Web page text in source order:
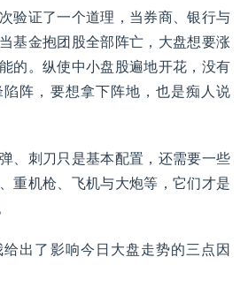
验证了一个道理，当券商、银行与
基金抱团股全部阵亡，大盘想要涨
的。纵使中小盘股遍地开花，没有
阵，要想拿下阵地，也是痴人说
、刺刀只是基本配置，还需要一些
重机枪、飞机与大炮等，它们才是
出了影响今日大盘走势的三点因